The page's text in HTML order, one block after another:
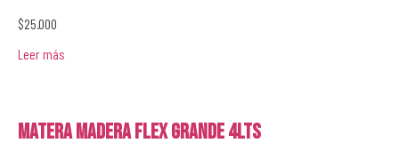
$25.000
Leer más
Matera Madera Flex Grande 4lts